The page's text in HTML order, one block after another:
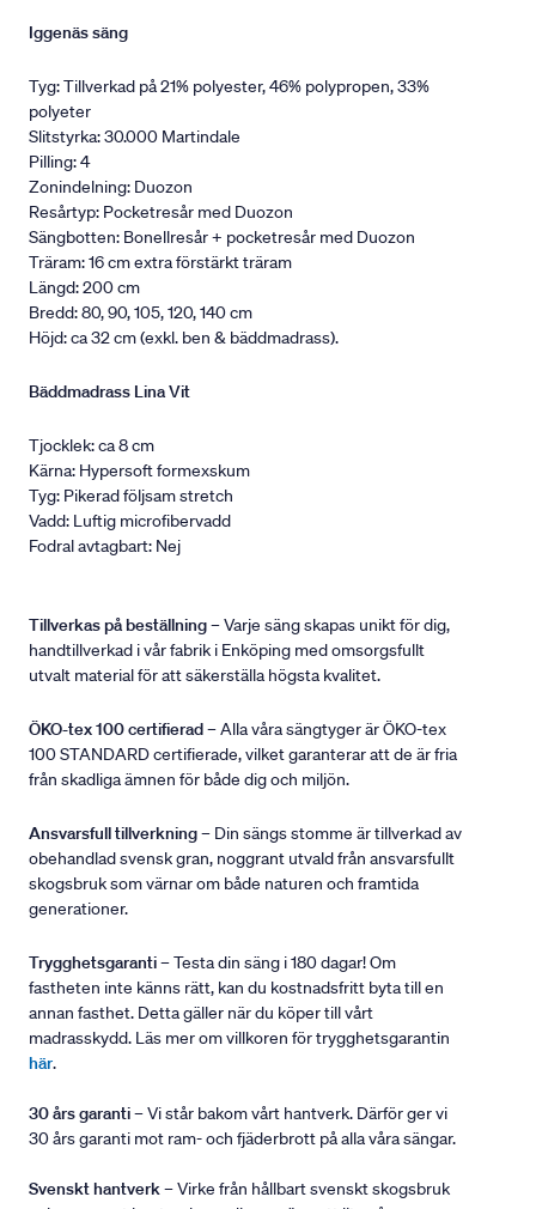
Iggenäs säng
Tyg: Tillverkad på 21% polyester, 46% polypropen, 33%
polyeter
Slitstyrka: 30.000 Martindale
Pilling: 4
Zonindelning: Duozon
Resårtyp: Pocketresår med Duozon
Sängbotten: Bonellresår + pocketresår med Duozon
Träram: 16 cm extra förstärkt träram
Längd: 200 cm
Bredd: 80, 90, 105, 120, 140 cm
Höjd: ca 32 cm (exkl. ben & bäddmadrass).
Bäddmadrass Lina Vit
Tjocklek: ca 8 cm
Kärna: Hypersoft formexskum
Tyg: Pikerad följsam stretch
Vadd: Luftig microfibervadd
Fodral avtagbart: Nej
Tillverkas på beställning– Varje säng skapas unikt för dig,
handtillverkad i vår fabrik i Enköping med omsorgsfullt
utvalt material för att säkerställa högsta kvalitet.
ÖKO-tex 100 certifierad– Alla våra sängtyger är ÖKO-tex
100 STANDARD certifierade, vilket garanterar att de är fria
från skadliga ämnen för både dig och miljön.
Ansvarsfull tillverkning– Din sängs stomme är tillverkad av
obehandlad svensk gran, noggrant utvald från ansvarsfullt
skogsbruk som värnar om både naturen och framtida
generationer.
Trygghetsgaranti– Testa din säng i 180 dagar! Om
fastheten inte känns rätt, kan du kostnadsfritt byta till en
annan fasthet. Detta gäller när du köper till vårt
madrasskydd. Läs mer om villkoren för trygghetsgarantin
här.
30 års garanti– Vi står bakom vårt hantverk. Därför ger vi
30 års garanti mot ram- och fjäderbrott på alla våra sängar.
Svenskt hantverk– Virke från hållbart svenskt skogsbruk